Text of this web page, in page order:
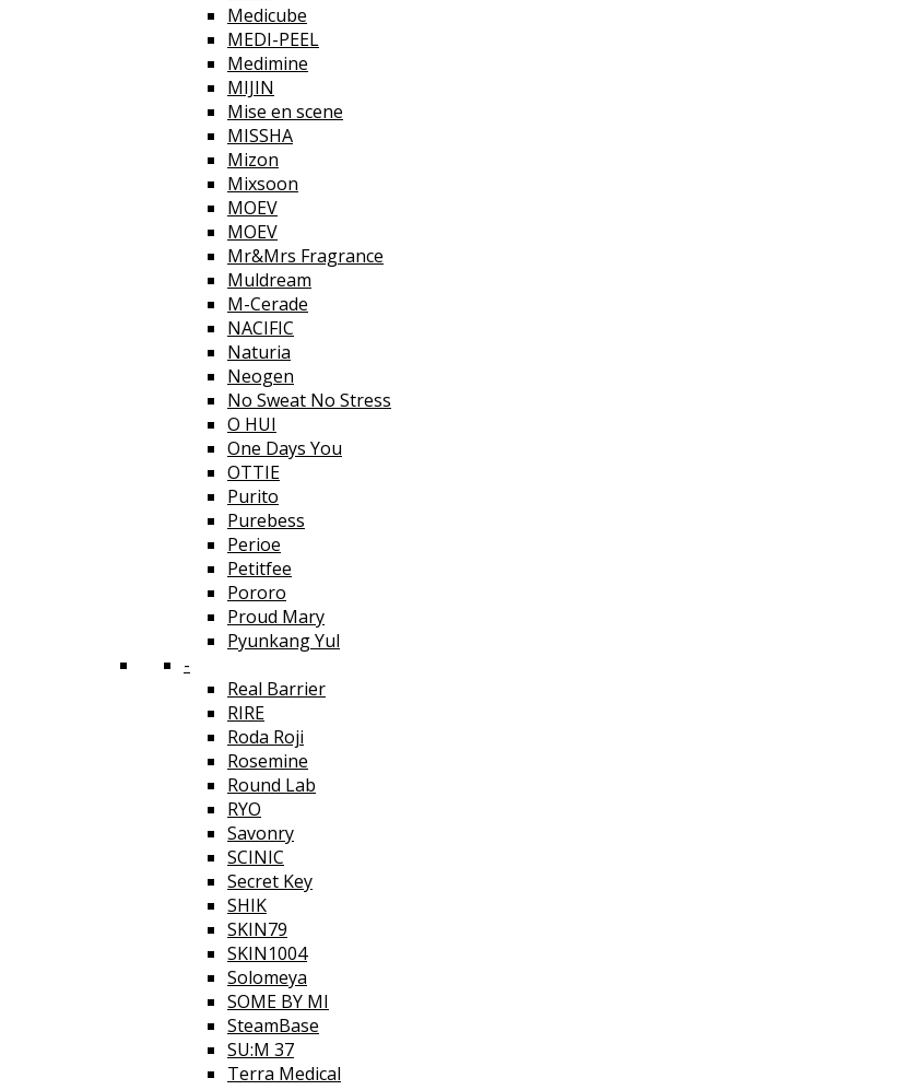
Medicube
MEDI-PEEL
Medimine
MIJIN
Mise en scene
MISSHA
Mizon
Mixsoon
MOEV
MOEV
Mr&Mrs Fragrance
Muldream
M-Cerade
NACIFIC
Naturia
Neogen
No Sweat No Stress
O HUI
One Days You
OTTIE
Purito
Purebess
Perioe
Petitfee
Pororo
Proud Mary
Pyunkang Yul
-
Real Barrier
RIRE
Roda Roji
Rosemine
Round Lab
RYO
Savonry
SCINIC
Secret Key
SHIK
SKIN79
SKIN1004
Solomeya
SOME BY MI
SteamBase
SU:M 37
Terra Medical